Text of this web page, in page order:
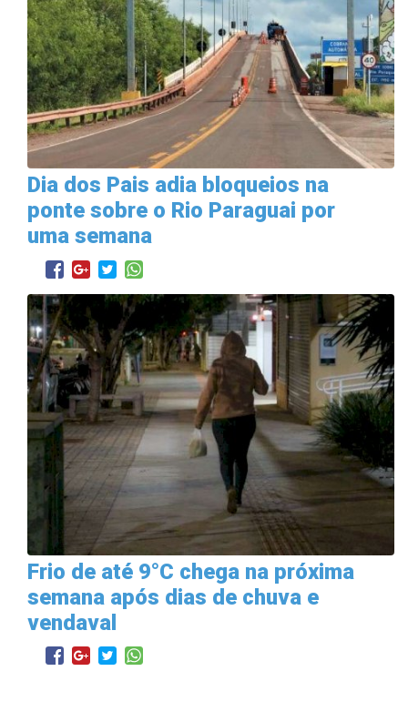
Dia dos Pais adia bloqueios na
ponte sobre o Rio Paraguai por
uma semana
Frio de até 9°C chega na próxima
semana após dias de chuva e
vendaval